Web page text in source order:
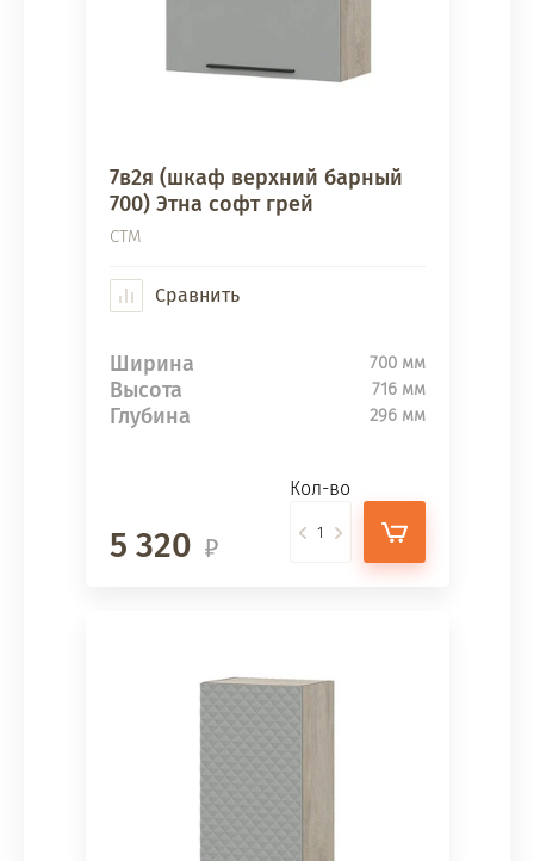
7в2я (шкаф верхний барный
700) Этна софт грей
СТМ
Сравнить
Ширина 700 мм
Высота 716 мм
Глубина 296 мм
5 320
Кол-во